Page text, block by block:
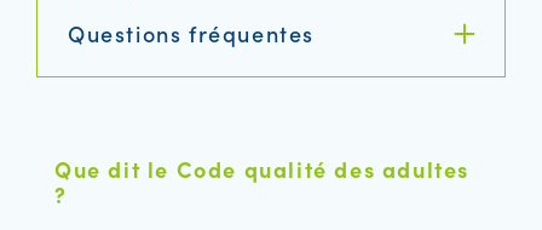
Questions fréquentes
Que dit le Code qualité des adultes
?